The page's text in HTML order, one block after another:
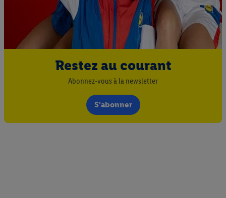
Restez au courant
Abonnez-vous à la newsletter
S'abonner